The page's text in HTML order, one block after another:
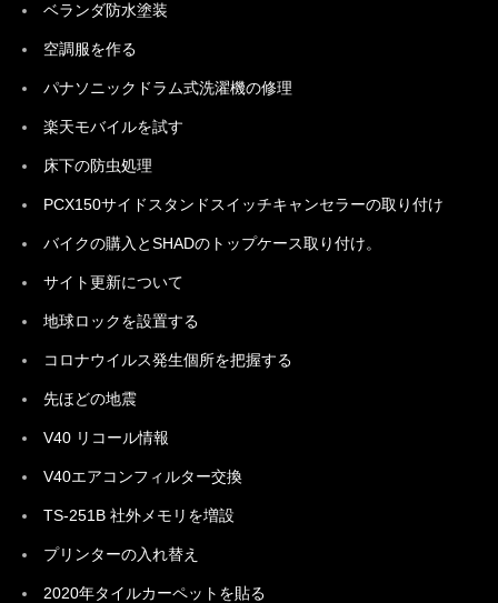
ベランダ防水塗装
空調服を作る
パナソニックドラム式洗濯機の修理
楽天モバイルを試す
床下の防虫処理
PCX150サイドスタンドスイッチキャンセラーの取り付け
バイクの購入とSHADのトップケース取り付け。
サイト更新について
地球ロックを設置する
コロナウイルス発生個所を把握する
先ほどの地震
V40 リコール情報
V40エアコンフィルター交換
TS-251B 社外メモリを増設
プリンターの入れ替え
2020年タイルカーペットを貼る